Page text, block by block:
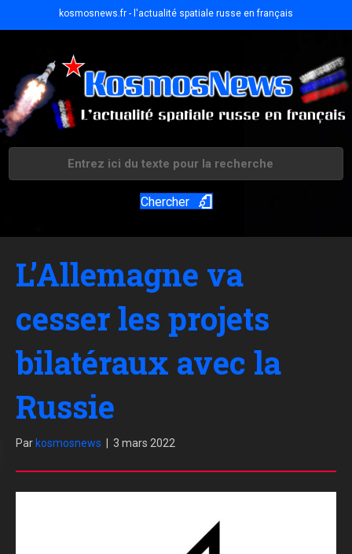
kosmosnews.fr - l'actualité spatiale russe en français
Chercher
L’Allemagne va
cesser les projets
bilatéraux avec la
Russie
Par kosmosnews 3 mars 2022